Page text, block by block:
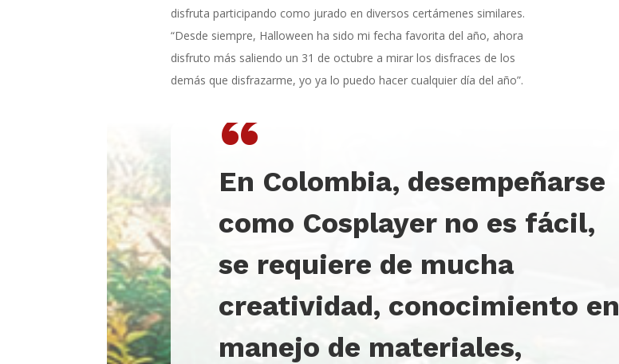
disfruta participando como jurado en diversos certámenes similares.
“Desde siempre, Halloween ha sido mi fecha favorita del año, ahora
disfruto más saliendo un 31 de octubre a mirar los disfraces de los
demás que disfrazarme, yo ya lo puedo hacer cualquier día del año”.
“
En Colombia, desempeñarse
como Cosplayer no es fácil,
se requiere de mucha
creatividad, conocimiento en
manejo de materiales,